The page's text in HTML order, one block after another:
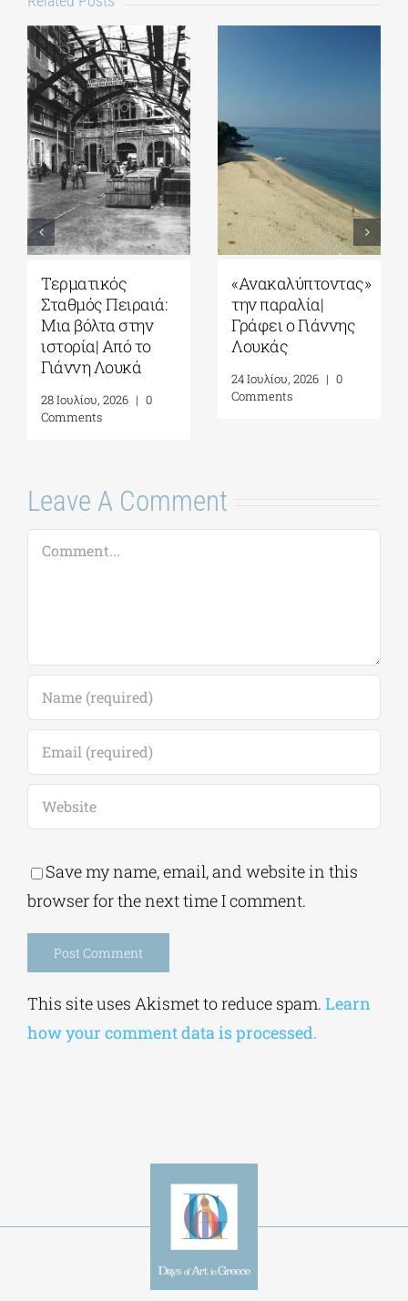
Τερματικός
Σταθμός Πειραιά:
Μια βόλτα στην
ιστορία| Από το
Γιάννη Λουκά
28 Ιουλίου, 2026 | 0
Comments
«Ανακαλύπτοντας»
την παραλία|
Γράφει ο Γιάννης
Λουκάς
24 Ιουλίου, 2026 | 0
Comments
Leave A Comment
Comment
Save my name, email, and website in this
browser for the next time I comment.
This site uses Akismet to reduce spam. Learn
how your comment data is processed.